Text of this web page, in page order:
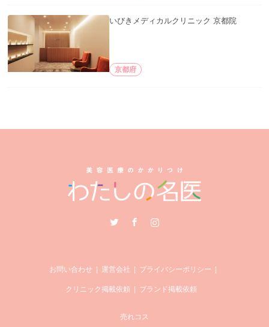
いびきメディカルクリニック 京都院
京都府
Instagram
お問い合わせ 運営会社 プライバシーポリシー
クリニック掲載依頼 ブランド掲載依頼
売れコス